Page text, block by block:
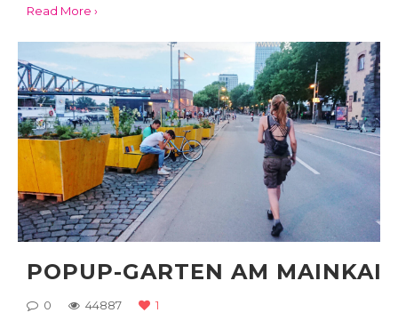
Read More ›
POPUP-GARTEN AM MAINKAI
0 44887 1